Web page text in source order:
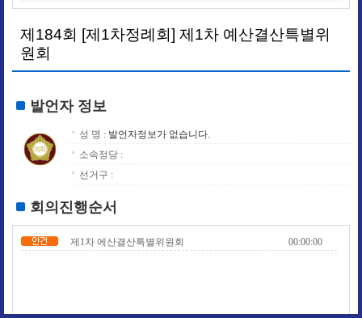
제184회 [제1차정례회] 제1차 예산결산특별위
원회
발언자 정보
성 명 : 발언자정보가 없습니다.
소속정당 :
선거구 :
회의진행순서
제1차 에산결산특별위원회 00:00:00